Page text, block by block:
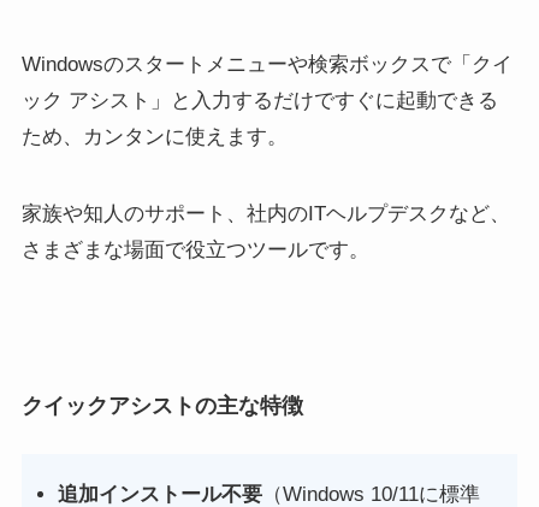
Windowsのスタートメニューや検索ボックスで「クイ
ック アシスト」と入力するだけですぐに起動できる
ため、カンタンに使えます。
家族や知人のサポート、社内のITヘルプデスクなど、
さまざまな場面で役立つツールです。
クイックアシストの主な特徴
追加インストール不要（Windows 10/11に標準